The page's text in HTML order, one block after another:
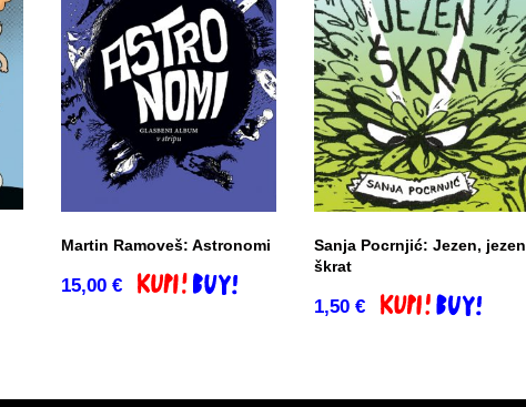
Martin Ramoveš: Astronomi
15,00 € Dodaj v košarico
Sanja Pocrnjić: Jezen, jezen
škrat
1,50 € Dodaj v košarico